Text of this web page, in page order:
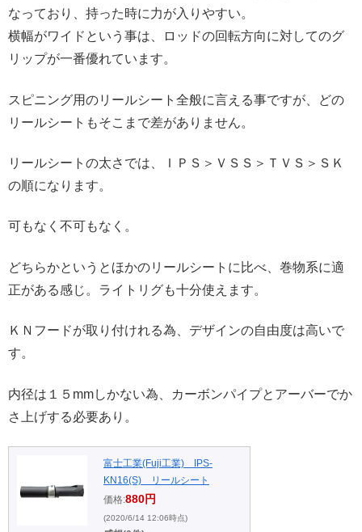
なっており、持った時に力が入りやすい。
横幅がワイドという事は、ロッドの回転方向に対してのグ
リップが一番優れています。
スピニング用のリールシート全般に言える事ですが、どの
リールシートもそこまで差がありません。
リールシートの太さでは、ＩＰＳ＞ＶＳＳ＞ＴＶＳ＞ＳＫ
の順になります。
可もなく不可もなく。
どちらかというとほかのリールシートに比べ、巻物系に適
正がある感じ。ライトリグも十分使えます。
ＫＮフードが取り付けれる為、デザインの自由度は高いで
す。
内径は１５mmしかない為、カーボンパイプとアーバーでか
さ上げする必要あり。
富士工業(Fuji工業) IPS-
KN16(S) リールシート
価格:880円
(2020/6/14 12:06時点)